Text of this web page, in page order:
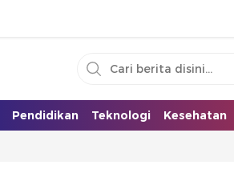
Pendidikan Teknologi Kesehatan